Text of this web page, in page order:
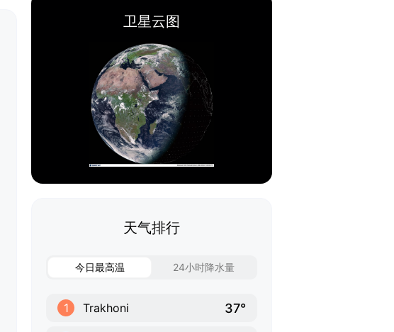
卫星云图
天气排行
今日最高温 24小时降水量
1 Trakhoni 37°